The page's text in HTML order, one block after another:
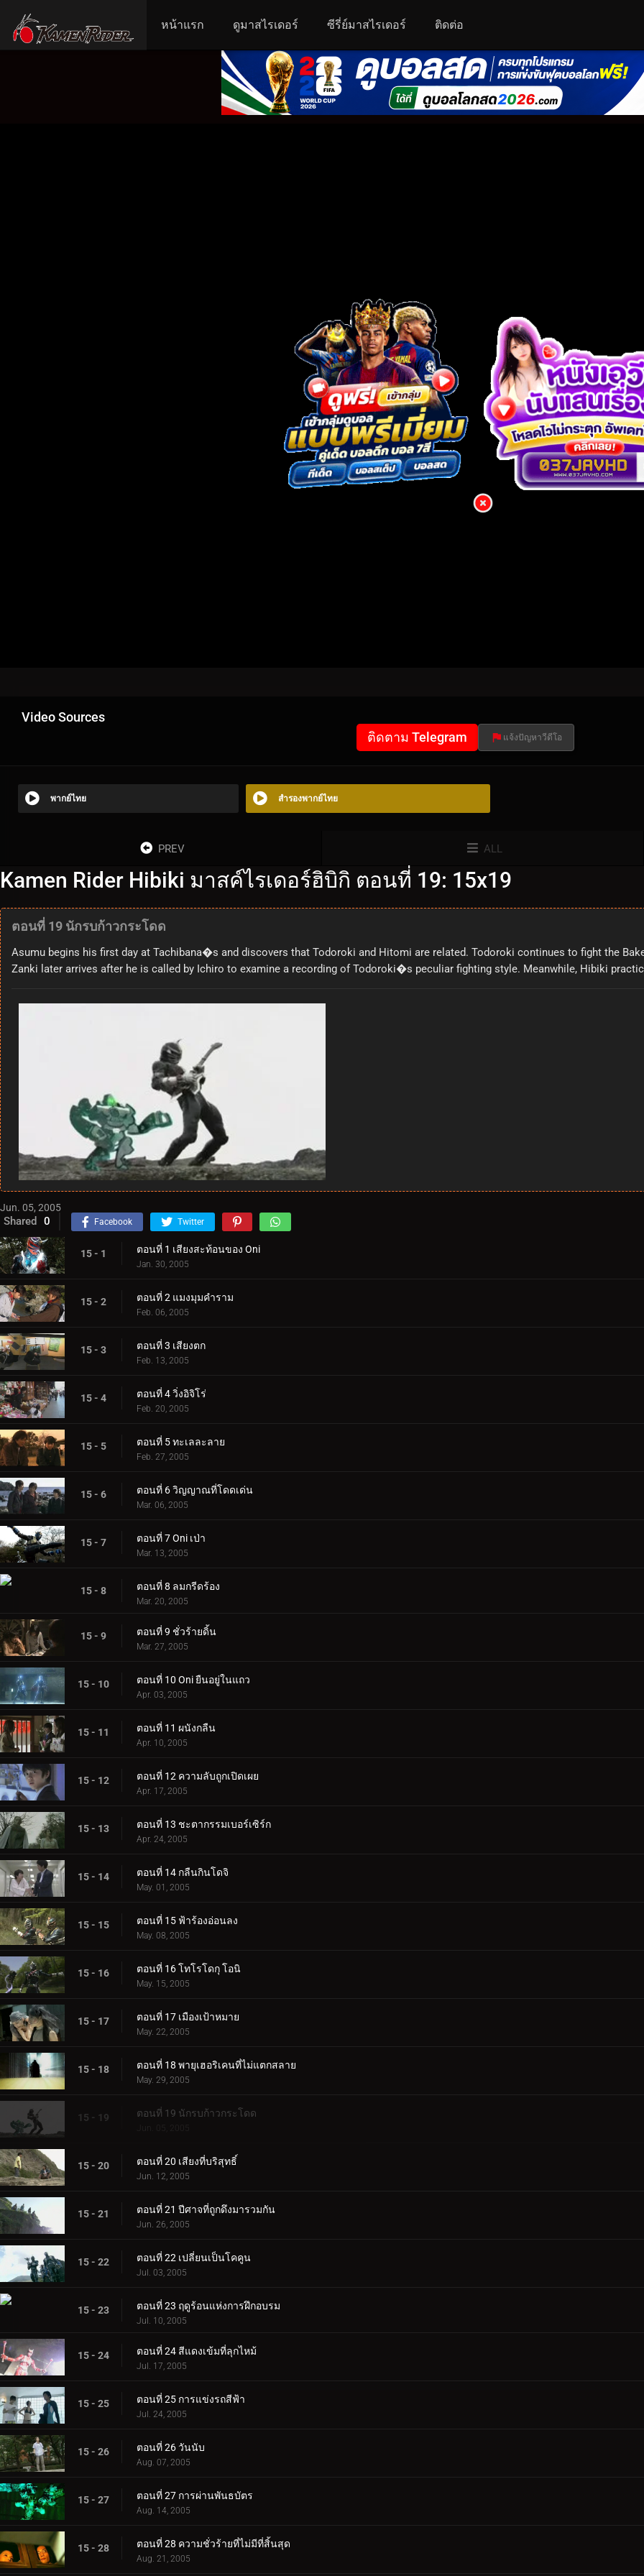
หน้าแรก ดูมาสไรเดอร์ ซีรี่ย์มาสไรเดอร์ ติดต่อ
Video Sources
ติดตาม Telegram แจ้งปัญหาวีดีโอ
พากย์ไทย สำรองพากย์ไทย
PREV ALL
Kamen Rider Hibiki มาสค์ไรเดอร์ฮิบิกิ ตอนที่ 19: 15x19
ตอนที่ 19 นักรบก้าวกระโดด
Asumu begins his first day at Tachibana�s and discovers that Todoroki and Hitomi are related. Todoroki continues to fight the
Zanki later arrives after he is called by Ichiro to examine a recording of Todoroki�s peculiar fighting style. Meanwhile, Hibiki
Jun. 05, 2005
Shared 0 Facebook Twitter
15 - 1 ตอนที่ 1 เสียงสะท้อนของ Oni
Jan. 30, 2005
15 - 2 ตอนที่ 2 แมงมุมคำราม
Feb. 06, 2005
15 - 3 ตอนที่ 3 เสียงตก
Feb. 13, 2005
15 - 4 ตอนที่ 4 วิ่งอิจิโร่
Feb. 20, 2005
15 - 5 ตอนที่ 5 ทะเลละลาย
Feb. 27, 2005
15 - 6 ตอนที่ 6 วิญญาณที่โดดเด่น
Mar. 06, 2005
15 - 7 ตอนที่ 7 Oni เป่า
Mar. 13, 2005
15 - 8 ตอนที่ 8 ลมกรีดร้อง
Mar. 20, 2005
15 - 9 ตอนที่ 9 ชั่วร้ายดิ้น
Mar. 27, 2005
15 - 10 ตอนที่ 10 Oni ยืนอยู่ในแถว
Apr. 03, 2005
15 - 11 ตอนที่ 11 ผนังกลืน
Apr. 10, 2005
15 - 12 ตอนที่ 12 ความลับถูกเปิดเผย
Apr. 17, 2005
15 - 13 ตอนที่ 13 ชะตากรรมเบอร์เซิร์ก
Apr. 24, 2005
15 - 14 ตอนที่ 14 กลืนกินโดจิ
May. 01, 2005
15 - 15 ตอนที่ 15 ฟ้าร้องอ่อนลง
May. 08, 2005
15 - 16 ตอนที่ 16 โทโรโดกุ โอนิ
May. 15, 2005
15 - 17 ตอนที่ 17 เมืองเป้าหมาย
May. 22, 2005
15 - 18 ตอนที่ 18 พายุเฮอริเคนที่ไม่แตกสลาย
May. 29, 2005
15 - 19 ตอนที่ 19 นักรบก้าวกระโดด
Jun. 05, 2005
15 - 20 ตอนที่ 20 เสียงที่บริสุทธิ์
Jun. 12, 2005
15 - 21 ตอนที่ 21 ปีศาจที่ถูกดึงมารวมกัน
Jun. 26, 2005
15 - 22 ตอนที่ 22 เปลี่ยนเป็นโคคูน
Jul. 03, 2005
15 - 23 ตอนที่ 23 ฤดูร้อนแห่งการฝึกอบรม
Jul. 10, 2005
15 - 24 ตอนที่ 24 สีแดงเข้มที่ลุกไหม้
Jul. 17, 2005
15 - 25 ตอนที่ 25 การแข่งรถสีฟ้า
Jul. 24, 2005
15 - 26 ตอนที่ 26 วันนับ
Aug. 07, 2005
15 - 27 ตอนที่ 27 การผ่านพันธบัตร
Aug. 14, 2005
15 - 28 ตอนที่ 28 ความชั่วร้ายที่ไม่มีที่สิ้นสุด
Aug. 21, 2005